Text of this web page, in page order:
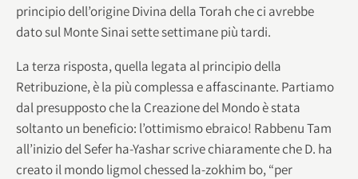
principio dell’origine Divina della Torah che ci avrebbe
dato sul Monte Sinai sette settimane più tardi.
La terza risposta, quella legata al principio della
Retribuzione, è la più complessa e affascinante. Partiamo
dal presupposto che la Creazione del Mondo è stata
soltanto un beneficio: l’ottimismo ebraico! Rabbenu Tam
all’inizio del Sefer ha-Yashar scrive chiaramente che D. ha
creato il mondo ligmol chessed la-zokhim bo, “per